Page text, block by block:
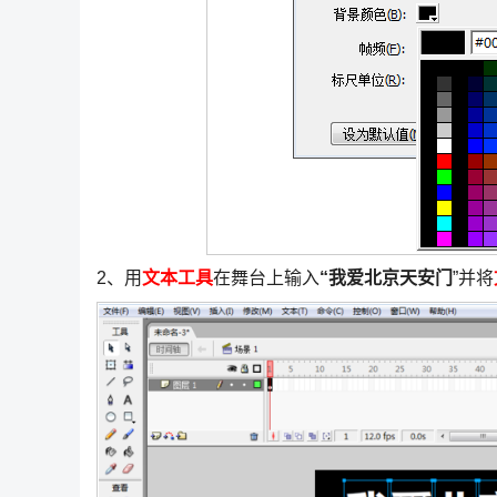
2、用文本工具在舞台上输入“我爱北京天安门 ”并将